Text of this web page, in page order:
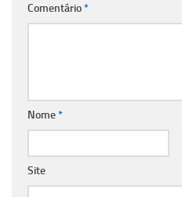
Comentário*
Nome*
Site